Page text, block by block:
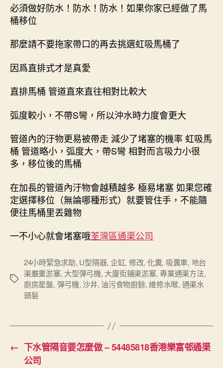
必須做好防水！防水！防水！如果你家已經做了馬
桶移位
那麼請不要拖家帶口的再去挑選虹吸馬桶了
因爲直排式才是真愛
直排馬桶 管道直來直往相對比較大
弧度較小，不帶S彎，所以沖水時力度會更大
管道內的汙物更易被帶走 減少了堵塞的機率 虹吸馬
桶 管道略小，弧度大，帶S彎 相對而言吸力小很
多，移位後的馬桶
在加長的管道內汙物會越積越多 極易堵塞 如果您確
定選擇移位（無論哪種形式）就要管住手，不能隨
便往馬桶里丟雜物
一不小心就會堵塞哦荃灣區通渠公司
Tags
24小時緊急求助, U型隔器, 企缸, 修改, 化糞, 吸糞車, 地台
渠嚴重淤塞, 大型彈弓機, 大廈街鋪渠淤塞,專業通渠方法,
廚房星盤, 彈弓機,沙井, 油污食物廚餘,維修水喉, 通渠水
頭髮
← 下水管隔音要怎麼做 – 54485818香港樂富邨通渠
公司